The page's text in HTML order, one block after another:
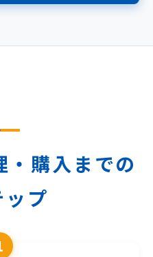
・購入までの
プ